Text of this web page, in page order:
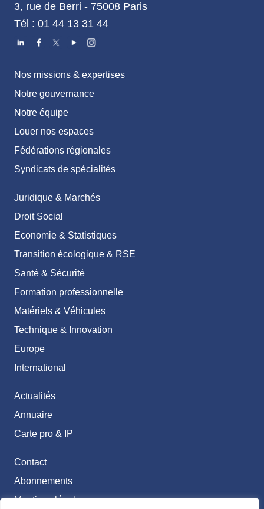
3, rue de Berri - 75008 Paris
Tél : 01 44 13 31 44
Nos missions & expertises
Notre gouvernance
Notre équipe
Louer nos espaces
Fédérations régionales
Syndicats de spécialités
Juridique & Marchés
Droit Social
Economie & Statistiques
Transition écologique & RSE
Santé & Sécurité
Formation professionnelle
Matériels & Véhicules
Technique & Innovation
Europe
International
Actualités
Annuaire
Carte pro & IP
Contact
Abonnements
Mentions légales